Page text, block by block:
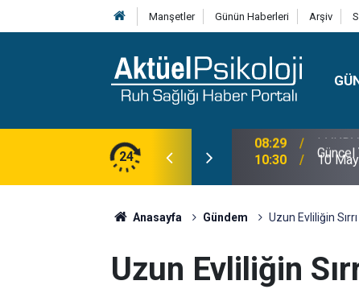
Manşetler Günün Haberleri Arşiv
24
Klinik Özellikleri, Tanı Kriterleri ve
10:30 10
Anasayfa Gündem Uzun Evliliğin
Uzun Evliliğin